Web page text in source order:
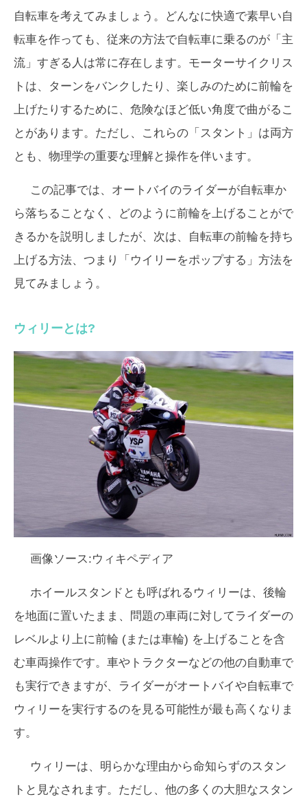
自転車を考えてみましょう。どんなに快適で素早い自
転車を作っても、従来の方法で自転車に乗るのが「主
流」すぎる人は常に存在します。モーターサイクリス
トは、ターンをバンクしたり、楽しみのために前輪を
上げたりするために、危険なほど低い角度で曲がるこ
とがあります。ただし、これらの「スタント」は両方
とも、物理学の重要な理解と操作を伴います。
この記事では、オートバイのライダーが自転車か
ら落ちることなく、どのように前輪を上げることがで
きるかを説明しましたが、次は、自転車の前輪を持ち
上げる方法、つまり「ウイリーをポップする」方法を
見てみましょう。
ウィリーとは?
画像ソース:ウィキペディア
ホイールスタンドとも呼ばれるウィリーは、後輪
を地面に置いたまま、問題の車両に対してライダーの
レベルより上に前輪 (または車輪) を上げることを含
む車両操作です。車やトラクターなどの他の自動車で
も実行できますが、ライダーがオートバイや自転車で
ウィリーを実行するのを見る可能性が最も高くなりま
す。
ウィリーは、明らかな理由から命知らずのスタン
トと見なされます。ただし、他の多くの大胆なスタン